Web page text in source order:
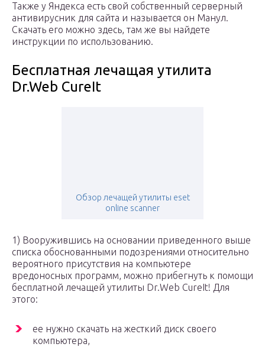
Также у Яндекса есть свой собственный серверный
антивирусник для сайта и называется он Манул.
Скачать его можно здесь, там же вы найдете
инструкции по использованию.
Бесплатная лечащая утилита
Dr.Web CureIt
Обзор лечащей утилиты eset
online scanner
1) Вооружившись на основании приведенного выше
списка обоснованными подозрениями относительно
вероятного присутствия на компьютере
вредоносных программ, можно прибегнуть к помощи
бесплатной лечащей утилиты Dr.Web CureIt! Для
этого:
ее нужно скачать на жесткий диск своего
компьютера,